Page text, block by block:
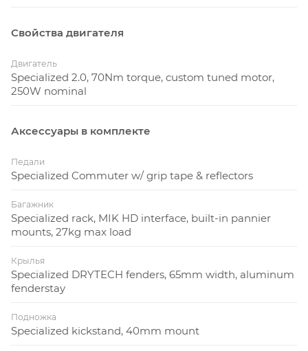
Свойства двигателя
Двигатель
Specialized 2.0, 70Nm torque, custom tuned motor,
250W nominal
Аксессуары в комплекте
Педали
Specialized Commuter w/ grip tape & reflectors
Багажник
Specialized rack, MIK HD interface, built-in pannier
mounts, 27kg max load
Крылья
Specialized DRYTECH fenders, 65mm width, aluminum
fenderstay
Подножка
Specialized kickstand, 40mm mount